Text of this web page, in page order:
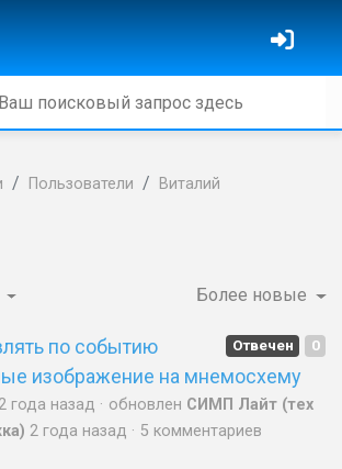
Пользователи Виталий
Более новые
0
Отвечен
по событию
изображение на мнемосхему
2 года назад обновлен СИМП Лайт (тех
2 года назад 5 комментариев